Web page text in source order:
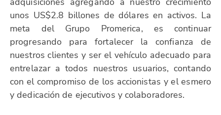
unos US$2.8 billones de dólares en activos. La
meta del Grupo Promerica, es continuar
progresando para fortalecer la confianza de
nuestros clientes y ser el vehículo adecuado para
entrelazar a todos nuestros usuarios, contando
con el compromiso de los accionistas y el esmero
y dedicación de ejecutivos y colaboradores.